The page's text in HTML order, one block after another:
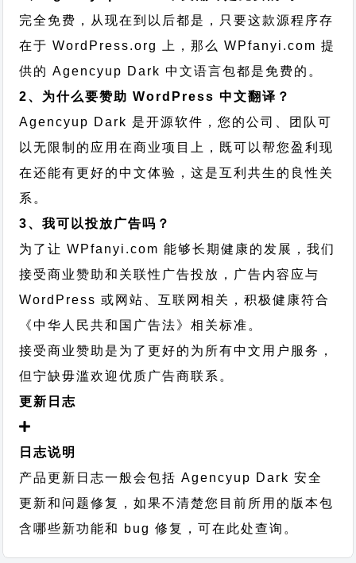
完全免费，从现在到以后都是，只要这款源程序存
在于 WordPress.org 上，那么 WPfanyi.com 提
供的 Agencyup Dark 中文语言包都是免费的。
2、为什么要赞助 WordPress 中文翻译？
Agencyup Dark 是开源软件，您的公司、团队可
以无限制的应用在商业项目上，既可以帮您盈利现
在还能有更好的中文体验，这是互利共生的良性关
系。
3、我可以投放广告吗？
为了让 WPfanyi.com 能够长期健康的发展，我们
接受商业赞助和关联性广告投放，广告内容应与
WordPress 或网站、互联网相关，积极健康符合
《中华人民共和国广告法》相关标准。
接受商业赞助是为了更好的为所有中文用户服务，
但宁缺毋滥欢迎优质广告商联系。
更新日志
日志说明
产品更新日志一般会包括 Agencyup Dark 安全
更新和问题修复，如果不清楚您目前所用的版本包
含哪些新功能和 bug 修复，可在此处查询。